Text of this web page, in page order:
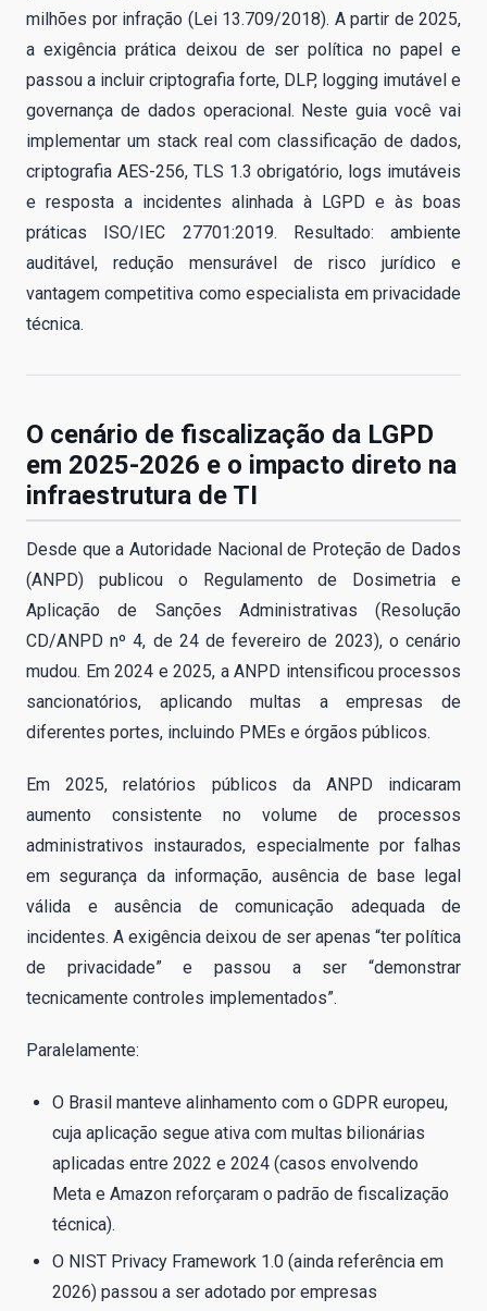
milhões por infração (Lei 13.709/2018). A partir de 2025,
a exigência prática deixou de ser política no papel e
passou a incluir criptografia forte, DLP, logging imutável e
governança de dados operacional. Neste guia você vai
implementar um stack real com classificação de dados,
criptografia AES-256, TLS 1.3 obrigatório, logs imutáveis
e resposta a incidentes alinhada à LGPD e às boas
práticas ISO/IEC 27701:2019. Resultado: ambiente
auditável, redução mensurável de risco jurídico e
vantagem competitiva como especialista em privacidade
técnica.
O cenário de fiscalização da LGPD
em 2025-2026 e o impacto direto na
infraestrutura de TI
Desde que a Autoridade Nacional de Proteção de Dados
(ANPD) publicou o Regulamento de Dosimetria e
Aplicação de Sanções Administrativas (Resolução
CD/ANPD nº 4, de 24 de fevereiro de 2023), o cenário
mudou. Em 2024 e 2025, a ANPD intensificou processos
sancionatórios, aplicando multas a empresas de
diferentes portes, incluindo PMEs e órgãos públicos.
Em 2025, relatórios públicos da ANPD indicaram
aumento consistente no volume de processos
administrativos instaurados, especialmente por falhas
em segurança da informação, ausência de base legal
válida e ausência de comunicação adequada de
incidentes. A exigência deixou de ser apenas “ter política
de privacidade” e passou a ser “demonstrar
tecnicamente controles implementados”.
Paralelamente:
O Brasil manteve alinhamento com o GDPR europeu,
cuja aplicação segue ativa com multas bilionárias
aplicadas entre 2022 e 2024 (casos envolvendo
Meta e Amazon reforçaram o padrão de fiscalização
técnica).
O NIST Privacy Framework 1.0 (ainda referência em
2026) passou a ser adotado por empresas